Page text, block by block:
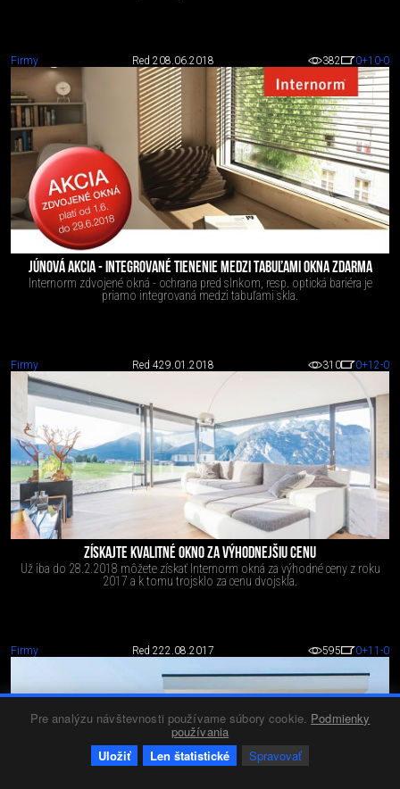
Pre analýzu návštevnosti používame súbory cookie. Podmienky
používania
Uložiť
Len štatistické Spravovať
Firmy Red 208.06.2018 382 0+10-0
JÚNOVÁ AKCIA - INTEGROVANÉ TIENENIE MEDZI TABUĽAMI OKNA ZDARMA
Internorm zdvojené okná - ochrana pred slnkom, resp. optická bariéra je
priamo integrovaná medzi tabuľami skla.
Firmy Red 429.01.2018 310 0+12-0
ZÍSKAJTE KVALITNÉ OKNO ZA VÝHODNEJŠIU CENU
Už iba do 28.2.2018 môžete získať Internorm okná za výhodné ceny z roku
2017 a k tomu trojsklo za cenu dvojskla.
Firmy Red 222.08.2017 595 0+11 -0